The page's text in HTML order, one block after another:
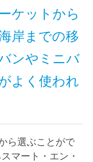
ケットから
岸までの移
ンやミニバ
よく使われ
ら選ぶことがで
マート・エン・